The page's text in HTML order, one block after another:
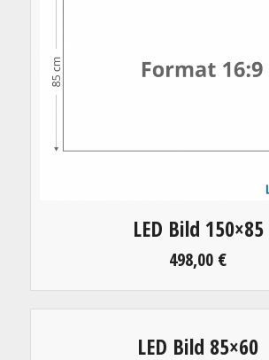
LED Bild 150×85
498,00 €
LED Bild 85×60